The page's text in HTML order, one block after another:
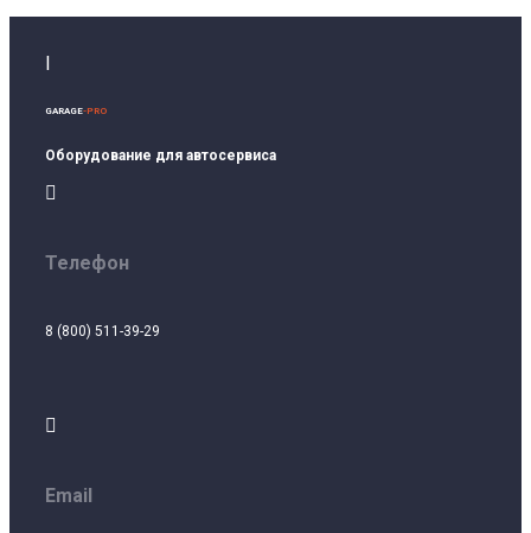
GARAGE-PRO
Оборудование для автосервиса

Телефон
8 (800) 511-39-29

Email